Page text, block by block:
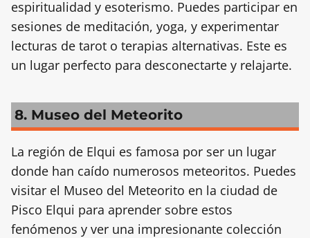
espiritualidad y esoterismo. Puedes participar en
sesiones de meditación, yoga, y experimentar
lecturas de tarot o terapias alternativas. Este es
un lugar perfecto para desconectarte y relajarte.
8. Museo del Meteorito
La región de Elqui es famosa por ser un lugar
donde han caído numerosos meteoritos. Puedes
visitar el Museo del Meteorito en la ciudad de
Pisco Elqui para aprender sobre estos
fenómenos y ver una impresionante colección